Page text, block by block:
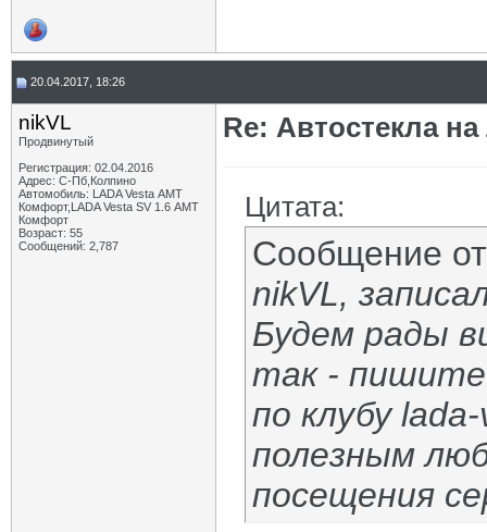
20.04.2017, 18:26
nikVL
Продвинутый
Регистрация: 02.04.2016
Адрес: С-Пб,Колпино
Автомобиль: LADA Vesta АМТ
Комфорт,LADA Vesta SV 1.6 АМТ
Комфорт
Возраст: 55
Сообщений: 2,787
Re: Автостекла
Цитата:
Сообщение
nikVL,
Будем рады
так -
по клубу
полезным
посещения